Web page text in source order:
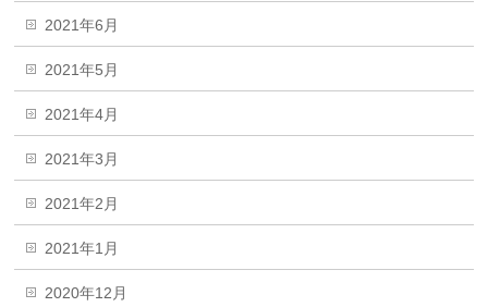
2021年6月
2021年5月
2021年4月
2021年3月
2021年2月
2021年1月
2020年12月